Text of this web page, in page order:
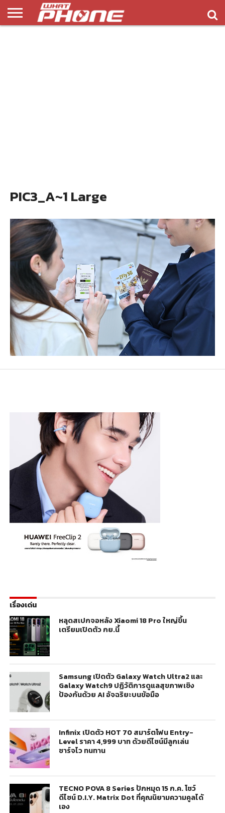
PIC3_A~1 Large
เรื่องเด่น
หลุดสเปกจอหลัง Xiaomi 18 Pro ใหญ่ขึ้น
เตรียมเปิดตัว กย.นี้
Samsung เปิดตัว Galaxy Watch Ultra2 และ
Galaxy Watch9 ปฏิวัติการดูแลสุขภาพเชิง
ป้องกันด้วย AI อัจฉริยะบนข้อมือ
Infinix เปิดตัว HOT 70 สมาร์ตโฟน Entry-
Level ราคา 4,999 บาท ด้วยดีไซน์มีลูกเล่น
ชาร์จไว ทนทาน
TECNO POVA 8 Series ปักหมุด 15 ก.ค. โชว์
ดีไซน์ D.I.Y. Matrix Dot ที่คุณนิยามความคูลได้
เอง